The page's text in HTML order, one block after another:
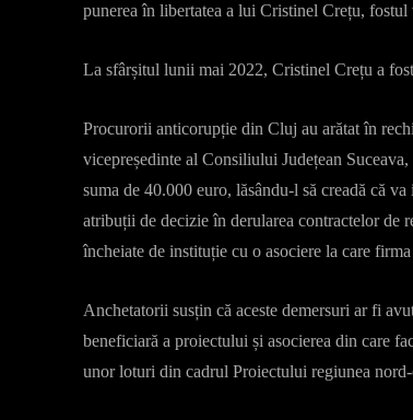
punerea în libertatea a lui Cristinel Crețu,
La sfârșitul lunii mai 2022, Cristinel Crețu a
Procurorii anticorupție din Cluj au arătat în
vicepreședinte al Consiliului Județean
suma de 40.000 euro, lăsându-l să creadă că
atribuții de decizie în derularea contractelor de
încheiate de instituție cu o asociere la care
Anchetatorii susțin că aceste demersuri ar fi
beneficiară a proiectului și asocierea din care
unor loturi din cadrul Proiectului regiunea